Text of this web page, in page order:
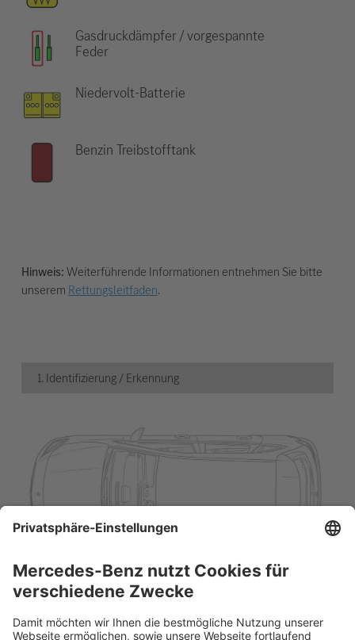
Gasdruckdämpfer / vorgespannte
Feder
Niedervolt-Batterie
Benzin Treibstofftank
Hinweis:Weiterführende Informationen entnehmen Sie bitte
unserem Rettungsleitfaden.
1. Identifizierung / Erkennung